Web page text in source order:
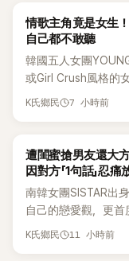
K-POP
情歌主角竟是女生！
自己都不敢聽
韓國五人女團
或Girl Crush風格的
創Rap及成員親自
為第五代女團中極
K氏鄉民 7 小時前
K-POP
遭閨蜜搶男友還大
因對方「1句話」忍痛
南韓女團SISTAR出
自己的戀愛觀，更
表示，當時選擇瀟
K氏鄉民 11 小時前